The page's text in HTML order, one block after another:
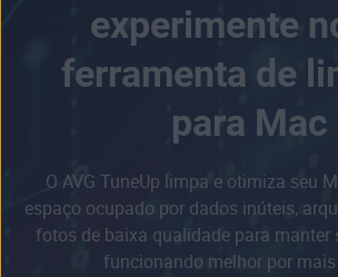
experimente
ferramenta de
para Mac
O AVG TuneUp limpa e otimiza seu
espaço ocupado por dados inúteis,
fotos de baixa qualidade para manter
funcionando melhor por mais